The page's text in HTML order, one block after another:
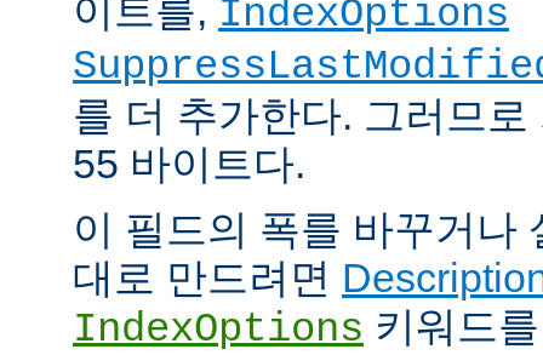
이트를, IndexOptions
를 더 추가한다. 그러므
55 바이트다.
이 필드의 폭를 바꾸거나
대로 만드려면
IndexOptions 키워드